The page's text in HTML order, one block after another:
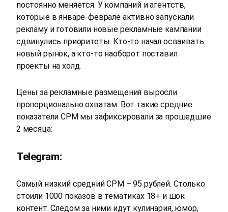
постоянно меняется. У компаний и агентств,
которые в январе-феврале активно запускали
рекламу и готовили новые рекламные кампании
сдвинулись приоритеты. Кто-то начал осваивать
новый рынок, а кто-то наоборот поставил
проекты на холд.
Цены за рекламные размещения выросли
пропорционально охватам. Вот такие средние
показатели CPM мы зафиксировали за прошедшие
2 месяца:
Telegram:
Самый низкий средний CPM – 95 рублей. Столько
стоили 1000 показов в тематиках 18+ и шок
контент. Следом за ними идут кулинария, юмор,